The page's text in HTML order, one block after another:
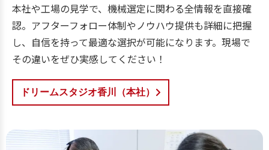
本社や工場の見学で、機械選定に関わる全情報を直接確
認。アフターフォロー体制やノウハウ提供も詳細に把握
し、自信を持って最適な選択が可能になります。現場で
その違いをぜひ実感してください！
ドリームスタジオ香川（本社）